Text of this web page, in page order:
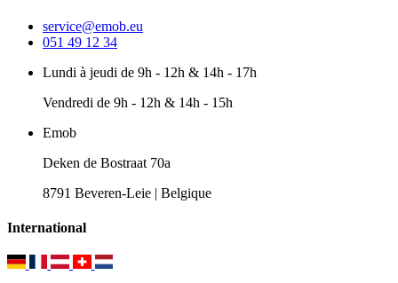
service@emob.eu
051 49 12 34
Lundi à jeudi de 9h - 12h & 14h - 17h
Vendredi de 9h - 12h & 14h - 15h
Emob
Deken de Bostraat 70a
8791 Beveren-Leie | Belgique
International